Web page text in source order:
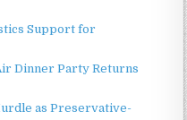
Support for
Dinner Party Returns
as Preservative-